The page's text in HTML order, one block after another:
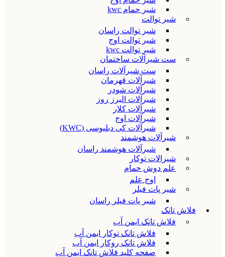
شیر حمام kwc
شیر توالت
شیر توالت راسان
شیر توالت اوج
شیر توالت kwc
ست شیرآلات ساختمان
ست شیرآلات راسان
شیرآلات قهرمان
شیرآلات شودر
شیرآلات البرز روز
شیرآلات کلار
شیرآلات اوج
شیرآلات کی دبلیوسی (KWC)
شیرآلات هوشمند
شیرآلات هوشمند راسان
شیرالات توکار
علم دوش حمام
اوج علم
شیر پات فیلر
شیر پات فیلر راسان
فلاش تانک
فلاش تانک ایمن آب
فلاش تانک توکار ایمن آب
فلاش تانک روکار ایمن آب
صفحه کلید فلاش تانک ایمن آب